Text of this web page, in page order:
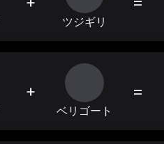
ツジギリ
+
ベリゴート
=